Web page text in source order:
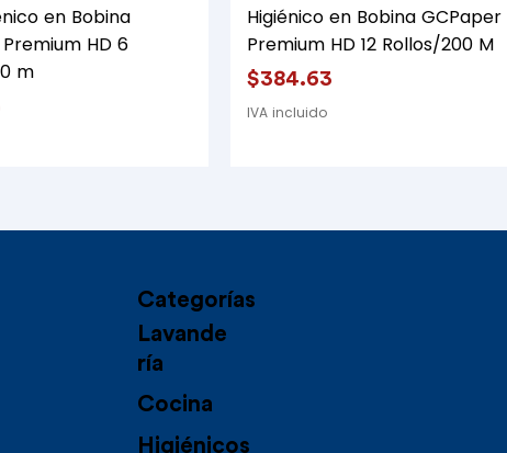
Vista rápida
en Bobina
HD 6
m
Vista rápida
Higiénico en Bobina GCPaper
Premium HD 12 Rollos/200 M
Precio
$384.63
IVA incluido
Categorías
Lavande
ría
Cocina
Higiénicos